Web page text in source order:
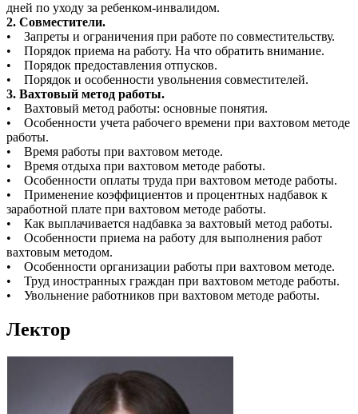
дней по уходу за ребенком-инвалидом.
2. Совместители.
• Запреты и ограничения при работе по совместительству.
• Порядок приема на работу. На что обратить внимание.
• Порядок предоставления отпусков.
• Порядок и особенности увольнения совместителей.
3. Вахтовый метод работы.
• Вахтовый метод работы: основные понятия.
• Особенности учета рабочего времени при вахтовом методе
работы.
• Время работы при вахтовом методе.
• Время отдыха при вахтовом методе работы.
• Особенности оплаты труда при вахтовом методе работы.
• Применение коэффициентов и процентных надбавок к
заработной плате при вахтовом методе работы.
• Как выплачивается надбавка за вахтовый метод работы.
• Особенности приема на работу для выполнения работ
вахтовым методом.
• Особенности организации работы при вахтовом методе.
• Труд иностранных граждан при вахтовом методе работы.
• Увольнение работников при вахтовом методе работы.
Лектор